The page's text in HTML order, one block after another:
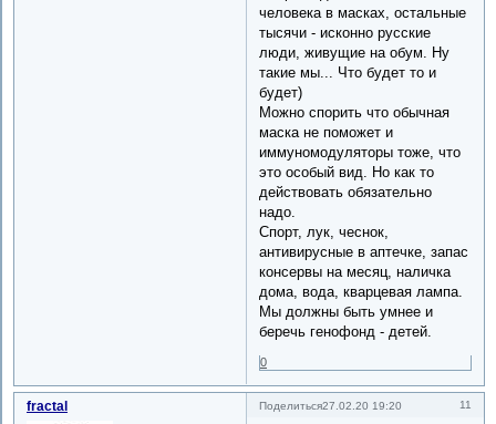
человека в масках, остальные
тысячи - исконно русские
люди, живущие на обум. Ну
такие мы... Что будет то и
будет)
Можно спорить что обычная
маска не поможет и
иммуномодуляторы тоже, что
это особый вид. Но как то
действовать обязательно
надо.
Спорт, лук, чеснок,
антивирусные в аптечке, запас
консервы на месяц, наличка
дома, вода, кварцевая лампа.
Мы должны быть умнее и
беречь генофонд - детей.
0
Поделиться 11
27.02.20 19:20
fractal